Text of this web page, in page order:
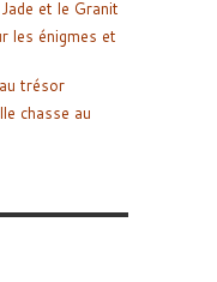
et le Granit
les énigmes et
trésor
chasse au